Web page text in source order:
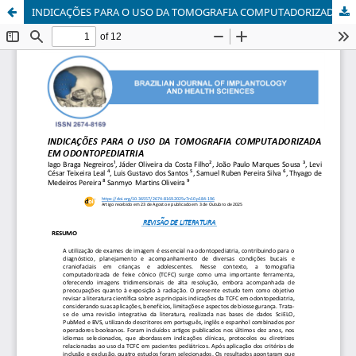
INDICAÇÕES PARA O USO DA TOMOGRAFIA COMPUTADORIZADA EM ODONTOPEDIATRIA